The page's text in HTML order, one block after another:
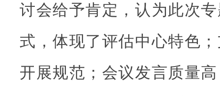
讨会给予肯定，认为此次
式，体现了评估中心特色
开展规范；会议发言质量